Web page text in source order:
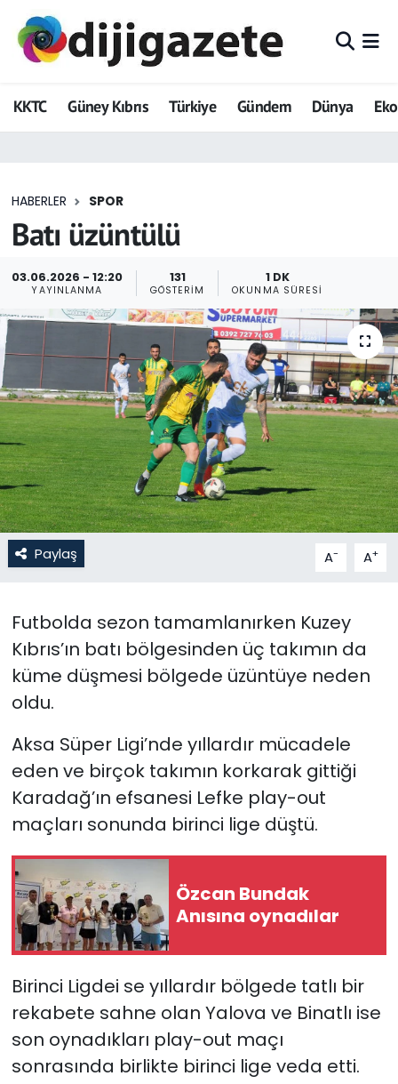
KKTC Güney Kıbrıs Türkiye Gündem Dünya
HABERLER SPOR
Batı üzüntülü
03.06.2026 - 12:20
YAYINLANMA
131
GÖSTERIM
1 DK
OKUNMA SÜRESI
Paylaş A- A+
Futbolda sezon tamamlanırken Kuzey
Kıbrıs’ın batı bölgesinden üç takımın da
küme düşmesi bölgede üzüntüye neden
oldu.
Aksa Süper Ligi’nde yıllardır mücadele
eden ve birçok takımın korkarak gittiği
Karadağ’ın efsanesi Lefke play-out
maçları sonunda birinci lige düştü.
Özcan Bundak
Anısına oynadılar
Birinci Ligdei se yıllardır bölgede tatlı bir
rekabete sahne olan Yalova ve Binatlı ise
son oynadıkları play-out maçı
sonrasında birlikte birinci lige veda etti.
ADVERTORIAL
Dijigazete
Eğitim
Ekonomi
Foto Galeri
Güncel
Gündem
KKTC
KKTC YEREL SEÇİM 2018
Kültür Sanat
Magazin
Moda
Nöbetçi Eczaneler
Otomobil Dünyası
Politika
SAĞLIK
Spor
Teknoloji
TÜRKiYE
Video Galeri
YAŞAM
Hava Durumu
Trafik Durumu
Tüm Manşetler
Son Dakika Haberleri
Haber Arşivi